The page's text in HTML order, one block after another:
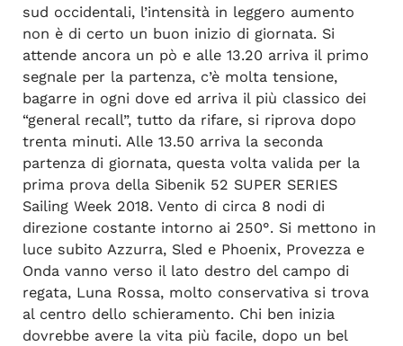
sud occidentali, l’intensità in leggero aumento
non è di certo un buon inizio di giornata. Si
attende ancora un pò e alle 13.20 arriva il primo
segnale per la partenza, c’è molta tensione,
bagarre in ogni dove ed arriva il più classico dei
“general recall”, tutto da rifare, si riprova dopo
trenta minuti. Alle 13.50 arriva la seconda
partenza di giornata, questa volta valida per la
prima prova della Sibenik 52 SUPER SERIES
Sailing Week 2018. Vento di circa 8 nodi di
direzione costante intorno ai 250°. Si mettono in
luce subito Azzurra, Sled e Phoenix, Provezza e
Onda vanno verso il lato destro del campo di
regata, Luna Rossa, molto conservativa si trova
al centro dello schieramento. Chi ben inizia
dovrebbe avere la vita più facile, dopo un bel